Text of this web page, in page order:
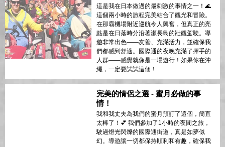
這是我在日本做過的最刺激的事情之一！🌊
這個兩小時的旅程完美結合了觀光和冒險。
在那霸機場附近巡航令人興奮，但真正的亮
點是在日落時分沿著瀬長島的壯觀駕駛。導
遊非常出色——友善、充滿活力，並確保我
們都感到舒適。國際通的夜晚充滿了揮手的
人群——感覺就像是一場遊行！如果你在沖
繩，一定要試試這個！
完美的情侶之選 - 蜜月必做的事
情！
我和我丈夫為我們的蜜月預訂了這個，簡直
太棒了！💕 我們參加了1小時的夜間之旅，
駛過燈光閃爍的國際通街道，真是如夢似
幻。導遊讓一切都保持順利和有趣，確保我